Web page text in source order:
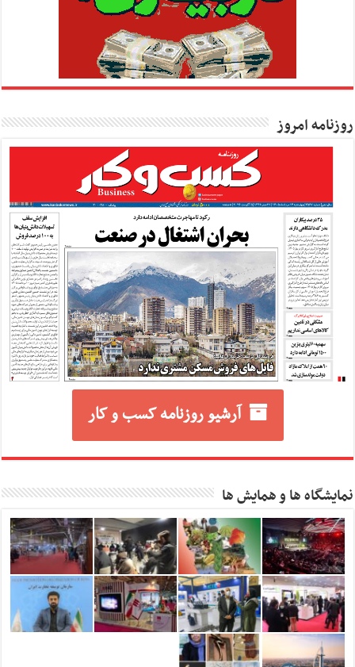
روزنامه امروز
آرشیو روزنامه کسب و کار
نمایشگاه ها و همایش ها